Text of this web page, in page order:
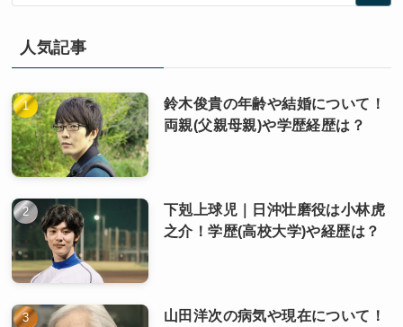
人気記事
鈴木俊貴の年齢や結婚について！
両親(父親母親)や学歴経歴は？
下剋上球児｜日沖壮磨役は小林虎
之介！学歴(高校大学)や経歴は？
山田洋次の病気や現在について！